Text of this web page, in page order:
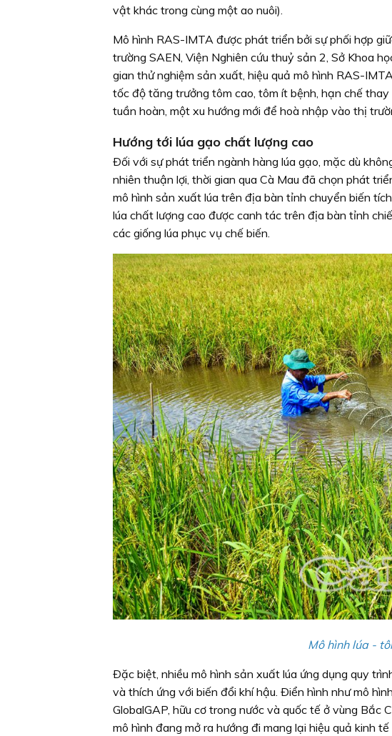
vật khác trong cùng một ao nuôi).
Mô hình RAS-IMTA được phát triển bởi sự phối hợp
trường SAEN, Viện Nghiên cứu thuỷ sản 2, Sở Khoa
gian thử nghiệm sản xuất, hiệu quả mô hình RAS-
tốc độ tăng trưởng tôm cao, tôm ít bệnh, hạn chế
tuần hoàn, một xu hướng mới để hoà nhập vào thị
Hướng tới lúa gạo chất lượng cao
Ðối với sự phát triển ngành hàng lúa gạo, mặc dù
nhiên thuận lợi, thời gian qua Cà Mau đã chọn phát
mô hình sản xuất lúa trên địa bàn tỉnh chuyển biến
lúa chất lượng cao được canh tác trên địa bàn tỉnh
các giống lúa phục vụ chế biến.
Mô hình lúa -
Ðặc biệt, nhiều mô hình sản xuất lúa ứng dụng quy
và thích ứng với biến đổi khí hậu. Ðiển hình như mô
GlobalGAP, hữu cơ trong nước và quốc tế ở vùng Bắc
mô hình đang mở ra hướng đi mang lại hiệu quả kinh